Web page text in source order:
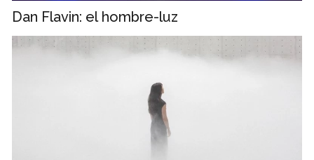
Dan Flavin: el hombre-luz